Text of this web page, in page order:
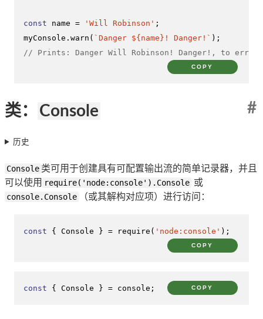
const name = 'Will Robinson' ;
myConsole. warn ( `Danger ${name} ! Danger!`
// Prints: Danger Will Robinson! Danger!, to err
COPY
类： Console #
历史
Console 类可用于创建具有可配置输出流的简单记录器，并且
可以使用 require('node:console').Console 或
console.Console
（或其解构对应项）进行访问：
const { Console } = require ( 'node:console' );
COPY
const { Console } = console ; COPY